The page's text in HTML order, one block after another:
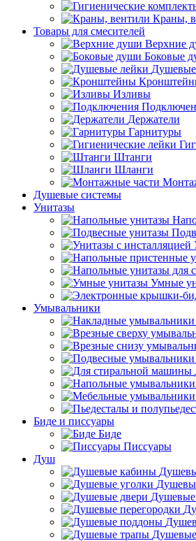
Краны,
Товары для смесителей
Верхние
Боковые
Изливы
Держатели
Гарнитуры
Штанги
Шланги
Душевые системы
Унитазы
Умные
Умывальники
Биде и писсуары
Биде
Писсуары
Душ
Душевые